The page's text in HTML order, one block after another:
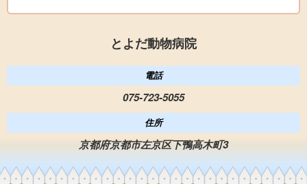
とよだ動物病院
電話
075-723-5055
住所
京都府京都市左京区下鴨高木町3